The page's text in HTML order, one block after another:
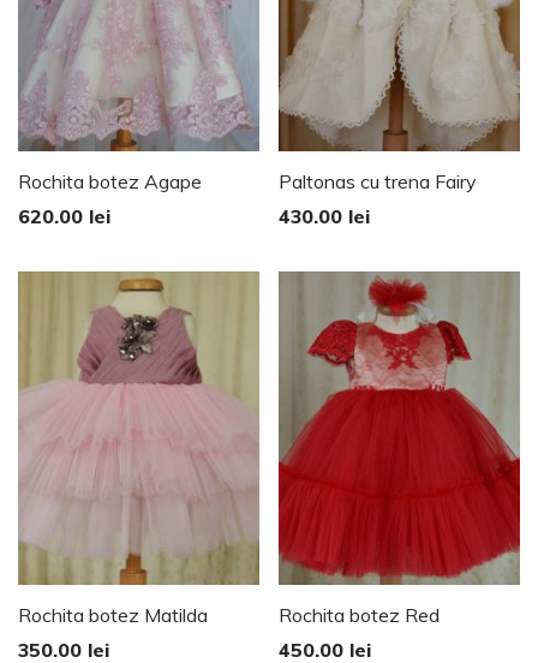
Rochita botez Agape
620.00 lei
Paltonas cu trena Fairy
430.00 lei
Rochita botez Matilda
350.00 lei
Rochita botez Red
450.00 lei